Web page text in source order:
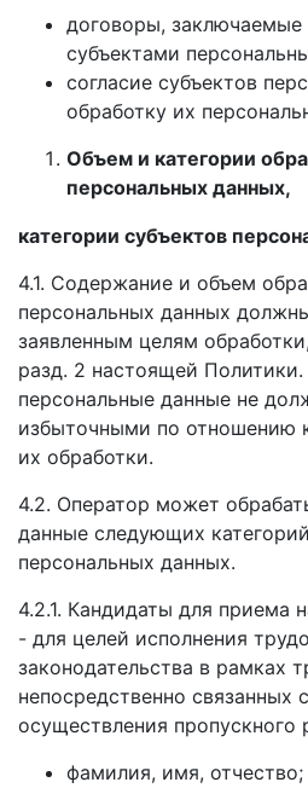
договоры,
субъектами
согласие субъектов
обработку их
Объем и категории
персональных данных,
категории субъектов
4.1. Содержание и объем
персональных данных
заявленным целям
разд. 2 настоящей
персональные данные не
избыточными по отношению
их обработки.
4.2. Оператор может
данные следующих
персональных данных.
4.2.1. Кандидаты для приема
- для целей исполнения
законодательства в рамках
непосредственно связанных
осуществления пропускного
фамилия, имя, отчество;